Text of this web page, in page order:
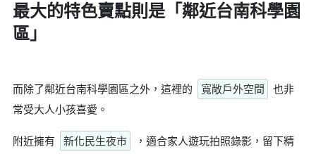
最大的特色賣點則是「鄰近台南科學園
區」
而除了鄰近台南科學園區之外，這裡的 寬敞戶外空間
也非
常受大人小孩喜愛。
附近擁有 新化民生夜市
，適合家人遊玩拍照錄影，留下精